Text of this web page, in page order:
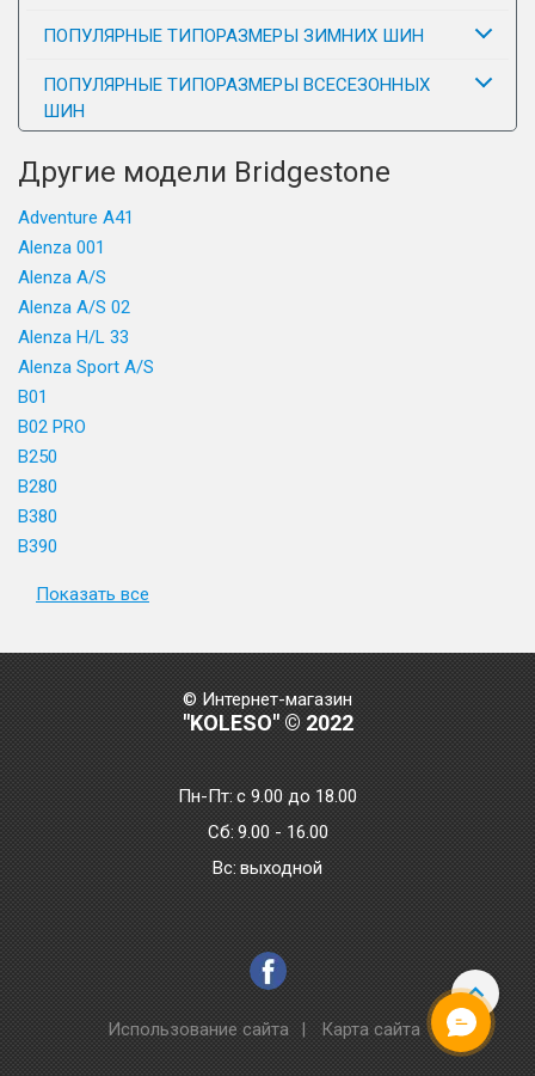
ПОПУЛЯРНЫЕ ТИПОРАЗМЕРЫ ЗИМНИХ ШИН
ПОПУЛЯРНЫЕ ТИПОРАЗМЕРЫ ВСЕСЕЗОННЫХ
ШИН
Другие модели Bridgestone
Adventure A41
Alenza 001
Alenza A/S
Alenza A/S 02
Alenza H/L 33
Alenza Sport A/S
B01
B02 PRO
B250
B280
B380
B390
Показать все
© Интернет-магазин
"KOLESO" © 2022
Пн-Пт:с 9.00 до 18.00
Сб: 9.00 - 16.00
Bc: выходной
Использование сайта | Карта сайта